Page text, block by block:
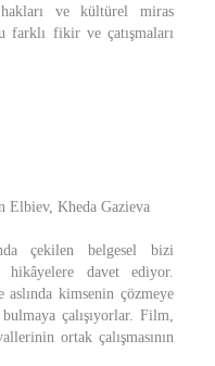
ve kültürel miras
farklı fikir ve çatışmaları
Elbiev, Kheda Gazieva
çekilen belgesel bizi
hikâyelere davet ediyor.
aslında kimsenin çözmeye
çalışıyorlar. Film,
ortak çalışmasının